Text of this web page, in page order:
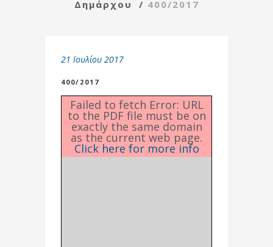
Δημάρχου
/ 400/2017
21 Ιουλίου 2017
400/2017
Failed to fetch Error: URL
to the PDF file must be on
exactly the same domain
as the current web page.
Click here for more info